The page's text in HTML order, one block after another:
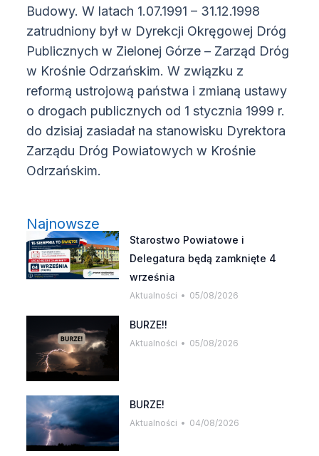
Budowy. W latach 1.07.1991 – 31.12.1998
zatrudniony był w Dyrekcji Okręgowej Dróg
Publicznych w Zielonej Górze – Zarząd Dróg
w Krośnie Odrzańskim. W związku z
reformą ustrojową państwa i zmianą ustawy
o drogach publicznych od 1 stycznia 1999 r.
do dzisiaj zasiadał na stanowisku Dyrektora
Zarządu Dróg Powiatowych w Krośnie
Odrzańskim.
Najnowsze
Starostwo Powiatowe i
Delegatura będą zamknięte 4
września
Aktualności 05/08/2026
BURZE!!
Aktualności 05/08/2026
BURZE!
Aktualności 04/08/2026